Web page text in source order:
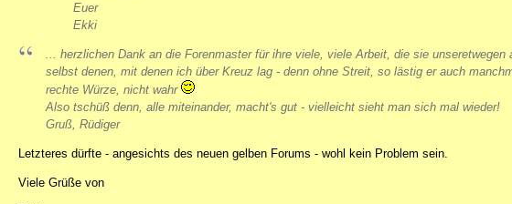
Euer
Ekki
... herzlichen Dank an die Forenmaster für ihre viele, viele Arbeit, die sie unseretwegen
selbst denen, mit denen ich über Kreuz lag - denn ohne Streit, so lästig er auch
rechte Würze, nicht wahr
Also tschüß denn, alle miteinander, macht's gut - vielleicht sieht man sich mal wieder!
Gruß, Rüdiger
Letzteres dürfte - angesichts des neuen gelben Forums - wohl kein Problem sein.
Viele Grüße von